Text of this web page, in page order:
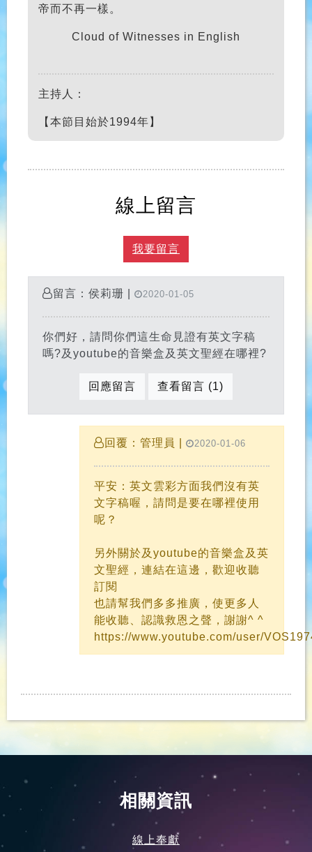
帝而不再一樣。
Cloud of Witnesses in English
主持人：
【本節目始於1994年】
線上留言
我要留言
留言：侯莉珊 | 2020-01-05
你們好，請問你們這生命見證有英文字稿
嗎?及youtube的音樂盒及英文聖經在哪裡?
回應留言 查看留言 (1)
回覆：管理員 | 2020-01-06
平安：英文雲彩方面我們沒有英
文字稿喔，請問是要在哪裡使用
呢？
另外關於及youtube的音樂盒及英
文聖經，連結在這邊，歡迎收聽
訂閱
也請幫我們多多推廣，使更多人
能收聽、認識救恩之聲，謝謝^ ^
https://www.youtube.com/user/
相關資訊
線上奉獻